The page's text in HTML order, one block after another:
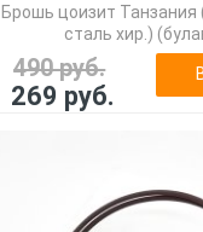
Брошь цоизит Танзания
сталь хир.)
490 руб.
269 руб.